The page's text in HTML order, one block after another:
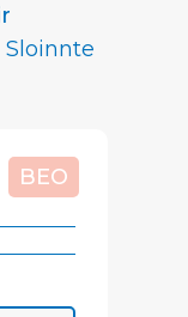
Sloinnte
BEO